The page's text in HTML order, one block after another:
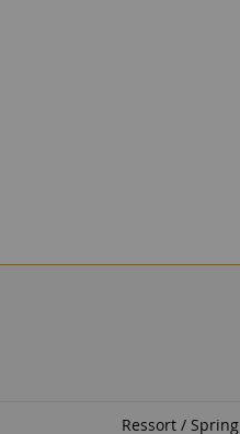
Ressort / Spring